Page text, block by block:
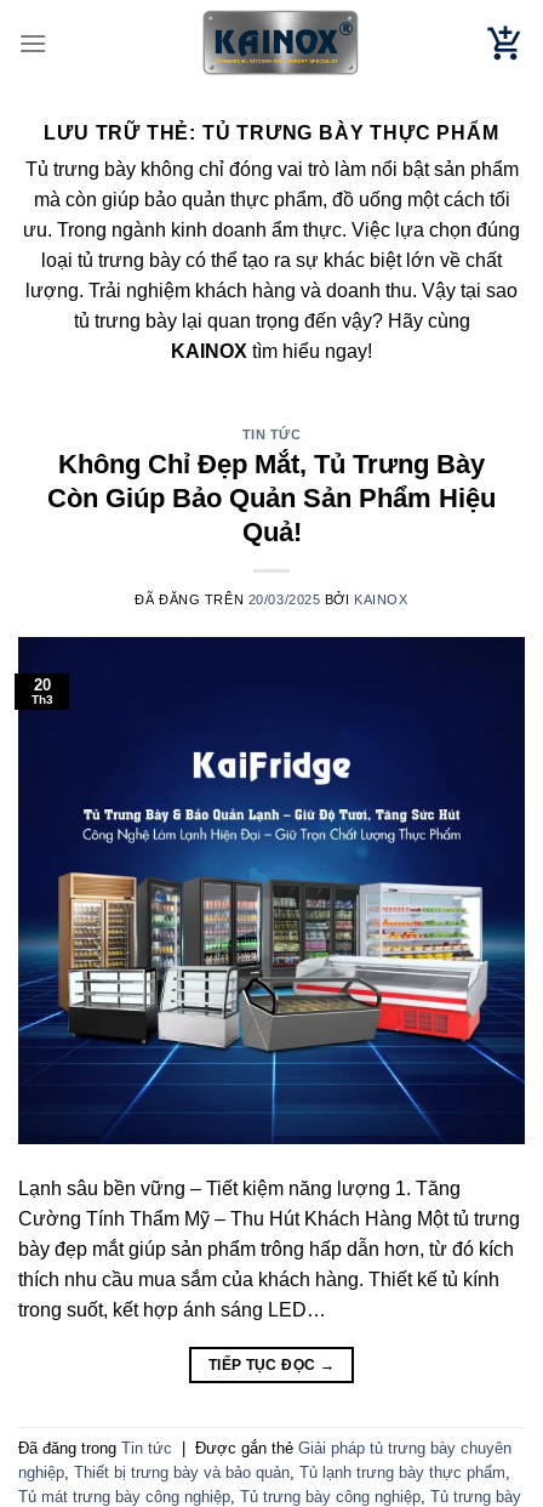
đến
LƯU TRỮ THẺ: TỦ TRƯNG BÀY THỰC PHẨM
Tủ trưng bày không chỉ đóng vai trò làm nổi bật sản phẩm
mà còn giúp bảo quản thực phẩm, đồ uống một cách tối
ưu. Trong ngành kinh doanh ẩm thực. Việc lựa chọn đúng
loại tủ trưng bày có thể tạo ra sự khác biệt lớn về chất
lượng. Trải nghiệm khách hàng và doanh thu. Vậy tại sao
tủ trưng bày lại quan trọng đến vậy? Hãy cùng
KAINOX tìm hiểu ngay!
TIN TỨC
Không Chỉ Đẹp Mắt, Tủ Trưng Bày
Còn Giúp Bảo Quản Sản Phẩm Hiệu
Quả!
ĐÃ ĐĂNG TRÊN 20/03/2025 BỞI KAINOX
20
Th3
Lạnh sâu bền vững – Tiết kiệm năng lượng 1. Tăng
Cường Tính Thẩm Mỹ – Thu Hút Khách Hàng Một tủ trưng
bày đẹp mắt giúp sản phẩm trông hấp dẫn hơn, từ đó kích
thích nhu cầu mua sắm của khách hàng. Thiết kế tủ kính
trong suốt, kết hợp ánh sáng LED…
TIẾP TỤC ĐỌC →
Đã đăng trong Tin tức Được gắn thẻ Giải pháp tủ trưng bày chuyên
nghiệp Thiết bị trưng bày và bảo quản Tủ lạnh trưng bày thực phẩm
Tủ mát trưng bày công nghiệp Tủ trưng bày công nghiệp Tủ trưng bày